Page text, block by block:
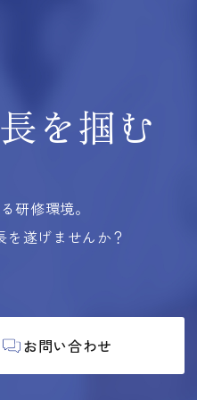
を掴む
研修環境。
遂げませんか？
お問い合わせ